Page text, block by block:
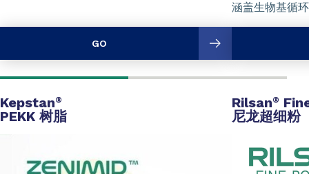
GO
涵盖生物基循
Kepstan®
PEKK 树脂
Rilsan®
尼龙超细粉